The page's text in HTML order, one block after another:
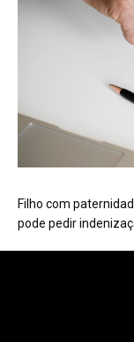
Filho com
pode pedir